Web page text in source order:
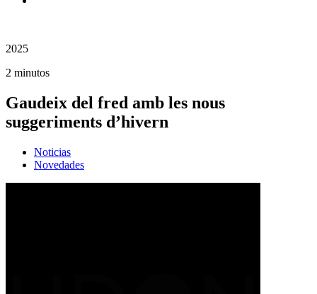
2025
2 minutos
Gaudeix del fred amb les nous
suggeriments d’hivern
Noticias
Novedades